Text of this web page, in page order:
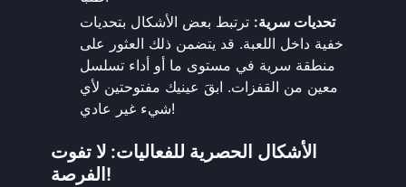
تحديات سرية: ترتبط بعض الأشكال بتحديات
خفية داخل اللعبة. قد يتضمن ذلك العثور على
منطقة سرية في مستوى ما أو أداء تسلسل
معين من القفزات. ابقَ عينيك مفتوحتين لأي
شيء غير عادي!
الأشكال الحصرية للفعاليات: لا تفوت
الفرصة!